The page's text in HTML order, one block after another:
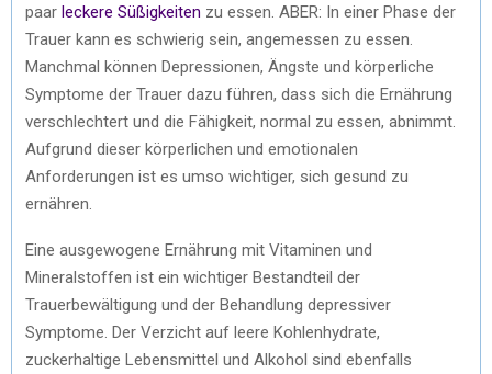
paar leckere Süßigkeiten zu essen. ABER: In einer Phase der
Trauer kann es schwierig sein, angemessen zu essen.
Manchmal können Depressionen, Ängste und körperliche
Symptome der Trauer dazu führen, dass sich die Ernährung
verschlechtert und die Fähigkeit, normal zu essen, abnimmt.
Aufgrund dieser körperlichen und emotionalen
Anforderungen ist es umso wichtiger, sich gesund zu
ernähren.
Eine ausgewogene Ernährung mit Vitaminen und
Mineralstoffen ist ein wichtiger Bestandteil der
Trauerbewältigung und der Behandlung depressiver
Symptome. Der Verzicht auf leere Kohlenhydrate,
zuckerhaltige Lebensmittel und Alkohol sind ebenfalls